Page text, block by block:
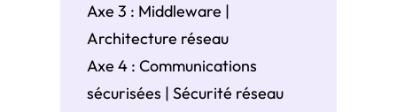
Axe 3 : Middleware |
Architecture réseau
Axe 4 : Communications
sécurisées | Sécurité réseau